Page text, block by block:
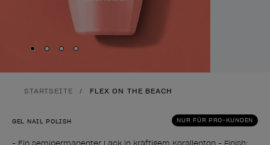
Skip to slide
Skip to slide
Skip to slide
Skip to slide
STARTSEITE FLEX ON THE BEACH
NUR FÜR PRO-KUNDEN
GEL NAIL POLISH
- Ein semipermanenter Lack in kräftigem Korallenton - Finish: